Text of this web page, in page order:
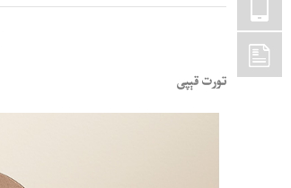
تورت قېپى